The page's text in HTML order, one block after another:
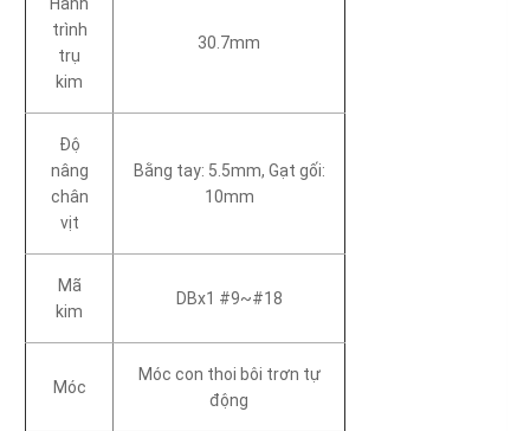
trình
trụ
kim
30.7mm
Độ
nâng
chân
vịt
Bằng tay: 5.5mm, Gạt gối:
10mm
Mã
kim
DBx1 #9~#18
Móc
Móc con thoi bôi trơn tự
động